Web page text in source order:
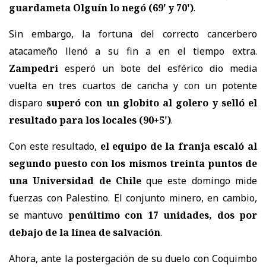
guardameta Olguín lo negó (69' y 70').
Sin embargo, la fortuna del correcto cancerbero
atacameño llenó a su fin a en el tiempo extra.
Zampedri esperó un bote del esférico dio media
vuelta en tres cuartos de cancha y con un potente
disparosuperó con un globito al golero y selló el
resultado para los locales (90+5').
Con este resultado, el equipo de la franja escaló al
segundo puesto con los mismos treinta puntos de
una Universidad de Chileque este domingo mide
fuerzas con Palestino. El conjunto minero, en cambio,
se mantuvo penúltimo con 17 unidades, dos por
debajo de la línea de salvación.
Ahora, ante la postergación de su duelo con Coquimbo